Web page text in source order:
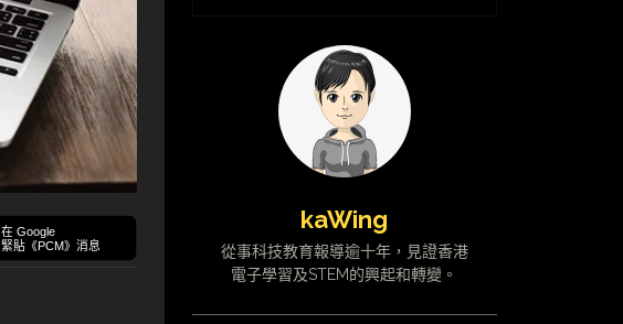
在 Google
緊貼《PCM》消息
kaWing
從事科技教育報導逾十年，見證香港
電子學習及STEM的興起和轉變。